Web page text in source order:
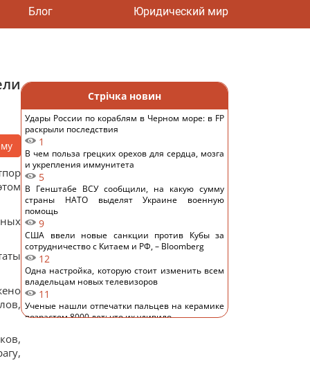
Блог Юридический мир
Стрічка новин
Удары России по кораблям в Черном море: в FP
раскрыли последствия
1
В чем польза грецких орехов для сердца, мозга
и укрепления иммунитета
5
В Генштабе ВСУ сообщили, на какую сумму
страны НАТО выделят Украине военную
помощь
9
США ввели новые санкции против Кубы за
сотрудничество с Китаем и РФ, – Bloomberg
12
Одна настройка, которую стоит изменить всем
владельцам новых телевизоров
11
Ученые нашли отпечатки пальцев на керамике
возрастом 8000 лет: что их удивило